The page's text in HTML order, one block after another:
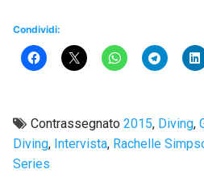
Condividi:
Contrassegnato 2015, Diving,
Diving, Intervista, Rachelle
Series